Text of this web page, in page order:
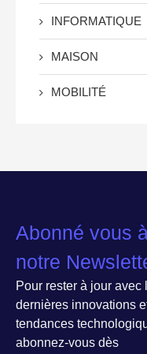
INFORMATIQUE
MAISON
MOBILITÉ
Abonné vous
notre
Pour rester à jour avec
dernières innovations
tendances
abonnez-vous dès